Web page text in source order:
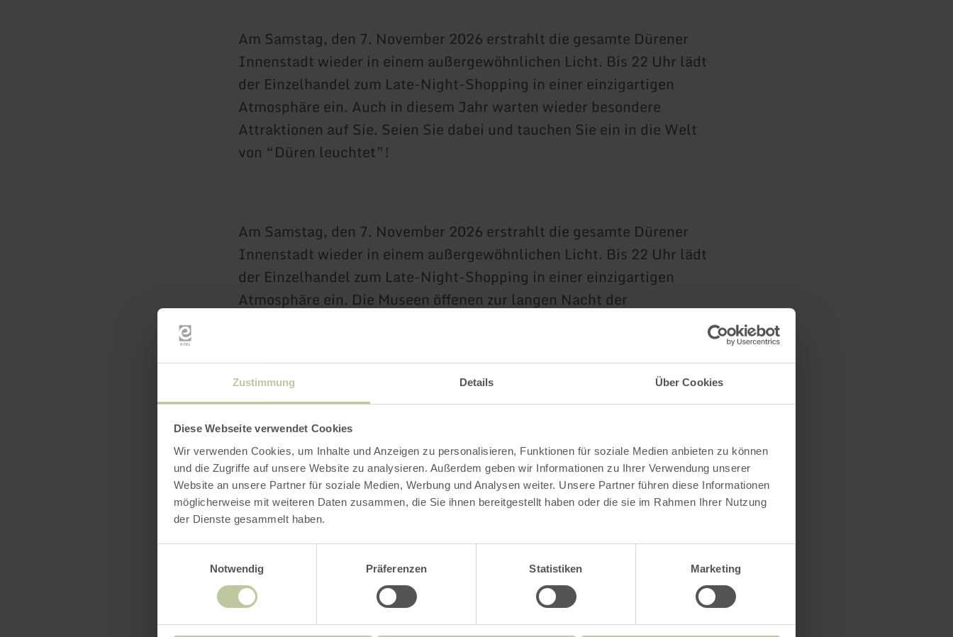
Zustimmung Details Über Cookies
Diese Webseite verwendet Cookies
Wir verwenden Cookies, um Inhalte und Anzeigen zu personalisieren, Funktionen für soziale Medien anbieten zu können
und die Zugriffe auf unsere Website zu analysieren. Außerdem geben wir Informationen zu Ihrer Verwendung unserer
Website an unsere Partner für soziale Medien, Werbung und Analysen weiter. Unsere Partner führen diese Informationen
möglicherweise mit weiteren Daten zusammen, die Sie ihnen bereitgestellt haben oder die sie im Rahmen Ihrer Nutzung
der Dienste gesammelt haben.
Notwendig
Präferenzen Statistiken Marketing
Am Samstag, den 7. November 2026 erstrahlt die gesamte Dürener
Innenstadt wieder in einem außergewöhnlichen Licht. Bis 22 Uhr lädt
der Einzelhandel zum Late-Night-Shopping in einer einzigartigen
Atmosphäre ein. Auch in diesem Jahr warten wieder besondere
Attraktionen auf Sie. Seien Sie dabei und tauchen Sie ein in die Welt
von “Düren leuchtet”!
Am Samstag, den 7. November 2026 erstrahlt die gesamte Dürener
Innenstadt wieder in einem außergewöhnlichen Licht. Bis 22 Uhr lädt
der Einzelhandel zum Late-Night-Shopping in einer einzigartigen
Atmosphäre ein. Die Museen öffenen zur langen Nacht der
leuchtet”!
Impressionen